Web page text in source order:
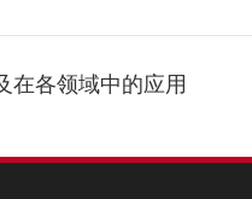
在各领域中的应用